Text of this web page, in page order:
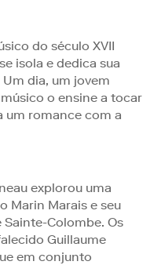
do século XVII
isola e dedica sua
dia, um jovem
o ensine a tocar
um romance com a
explorou uma
Marin Marais e seu
Colombe. Os
Guillaume
em conjunto